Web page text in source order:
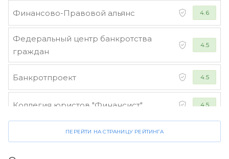
Финансово-Правовой альянс 4.6
Федеральный центр банкротства
граждан
4.5
Банкротпроект 4.5
Коллегия юристов "Финансист" 4.5
ПЕРЕЙТИ НА СТРАНИЦУ РЕЙТИНГА